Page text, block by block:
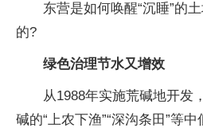
东营是如何唤醒“沉睡”的
的?
绿色治理节水又增效
从1988年实施荒碱地开发
碱的“上农下渔”“深沟条田”等